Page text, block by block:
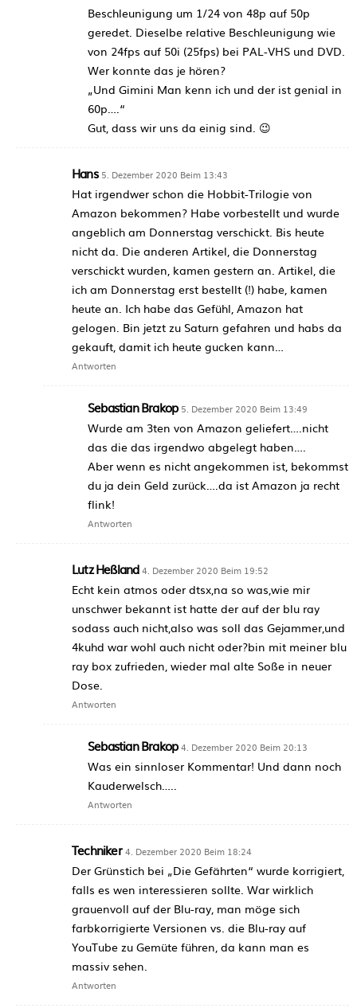
Beschleunigung um 1/24 von 48p auf 50p
geredet. Dieselbe relative Beschleunigung wie
von 24fps auf 50i (25fps) bei PAL-VHS und DVD.
Wer konnte das je hören?
„Und Gimini Man kenn ich und der ist genial in
60p….“
Gut, dass wir uns da einig sind. 😉
Hans 5. Dezember 2020 Beim 13:43
Hat irgendwer schon die Hobbit-Trilogie von
Amazon bekommen? Habe vorbestellt und wurde
angeblich am Donnerstag verschickt. Bis heute
nicht da. Die anderen Artikel, die Donnerstag
verschickt wurden, kamen gestern an. Artikel, die
ich am Donnerstag erst bestellt (!) habe, kamen
heute an. Ich habe das Gefühl, Amazon hat
gelogen. Bin jetzt zu Saturn gefahren und habs da
gekauft, damit ich heute gucken kann…
Antworten
Sebastian Brakop 5. Dezember 2020 Beim 13:49
Wurde am 3ten von Amazon geliefert….nicht
das die das irgendwo abgelegt haben….
Aber wenn es nicht angekommen ist, bekommst
du ja dein Geld zurück….da ist Amazon ja recht
flink!
Antworten
Lutz Heßland 4. Dezember 2020 Beim 19:52
Echt kein atmos oder dtsx,na so was,wie mir
unschwer bekannt ist hatte der auf der blu ray
sodass auch nicht,also was soll das Gejammer,und
4kuhd war wohl auch nicht oder?bin mit meiner blu
ray box zufrieden, wieder mal alte Soße in neuer
Dose.
Antworten
Sebastian Brakop 4. Dezember 2020 Beim 20:13
Was ein sinnloser Kommentar! Und dann noch
Kauderwelsch…..
Antworten
Techniker 4. Dezember 2020 Beim 18:24
Der Grünstich bei „Die Gefährten“ wurde korrigiert,
falls es wen interessieren sollte. War wirklich
grauenvoll auf der Blu-ray, man möge sich
farbkorrigierte Versionen vs. die Blu-ray auf
YouTube zu Gemüte führen, da kann man es
massiv sehen.
Antworten